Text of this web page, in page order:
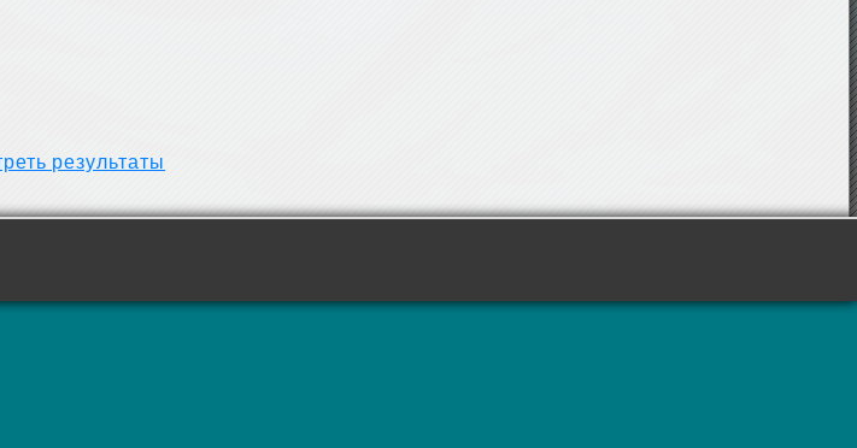
результаты